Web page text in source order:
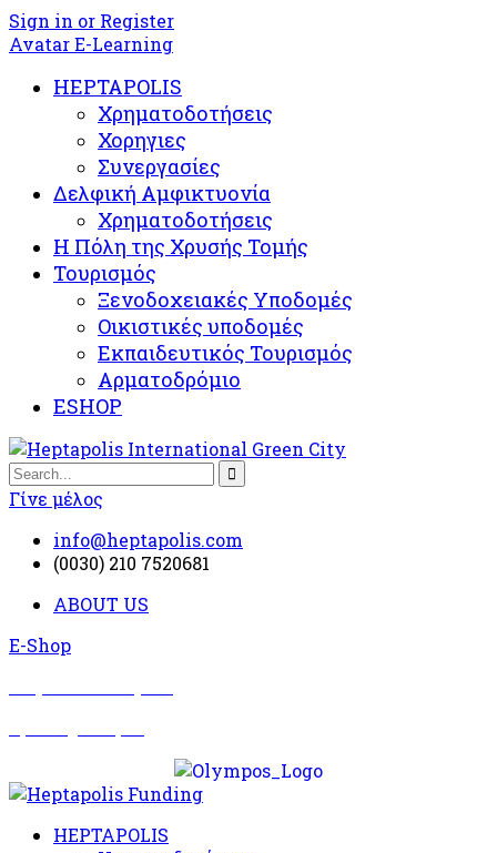
Sign in or Register
Avatar E-Learning
HEPTAPOLIS
Χρηματοδοτήσεις
Χορηγιες
Συνεργασίες
Δελφική Αμφικτυονία
Χρηματοδοτήσεις
Η Πόλη της Χρυσής Τομής
Τουρισμός
Ξενοδοχειακές Υποδομές​
Oικιστικές υποδομές
Εκπαιδευτικός Τουρισμός
Αρματοδρόμιο
ESHOP
Γίνε μέλος
info@heptapolis.com
(0030) 210 7520681
ABOUT US
E-Shop
HEPTAPOLIS